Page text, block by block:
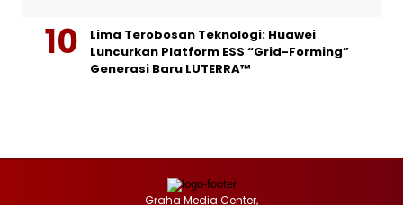
Lima Terobosan Teknologi: Huawei
Luncurkan Platform ESS “Grid-Forming”
Generasi Baru LUTERRA™
Graha Media Center,